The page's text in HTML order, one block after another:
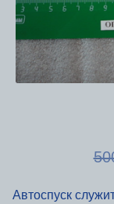
Автоспуск